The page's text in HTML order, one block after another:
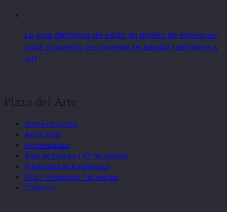
La guía definitiva de estilo en diseño de interiores:
¿Qué concepto de vivienda se adapta realmente a
mí?
Plaza del Arte
Sobre nosotros
Aviso legal
Accesibilidad
Área de prensa / Kit de medios
Publicidad en Kunstplaza
FAQ – Preguntas frecuentes
Contacto